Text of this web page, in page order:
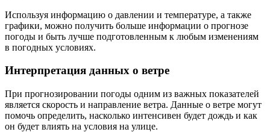
Используя информацию о давлении и температуре, а также
графики, можно получить больше информации о прогнозе
погоды и быть лучше подготовленным к любым изменениям
в погодных условиях.
Интерпретация данных о ветре
При прогнозировании погоды одним из важных показателей
является скорость и направление ветра. Данные о ветре могут
помочь определить, насколько интенсивен будет дождь и как
он будет влиять на условия на улице.